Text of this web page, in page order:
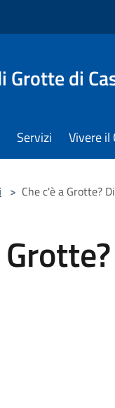
Grotte di
Servizi Vivere il
> Che c'è a Grotte?